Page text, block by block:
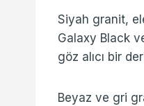
Siyah granit,
Galaxy Black
göz alıcı bir
Beyaz ve gri